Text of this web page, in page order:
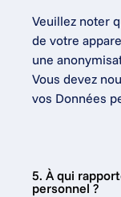
Veuillez noter
de votre
une
Vous devez
vos Données
5. À qui
personnel ?